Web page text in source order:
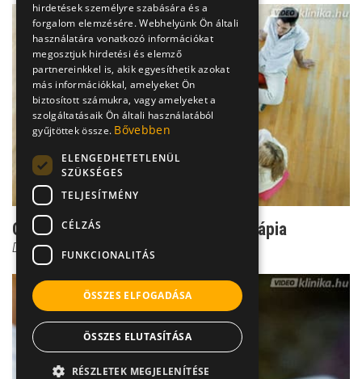
Csoport titok: Ilyen a jó csoportterápia
Dr. Ormay István
hirdetések személyre szabására és a
forgalom elemzésére. Webhelyünk Ön általi
használatára vonatkozó információkat
megosztjuk hirdetési és elemző
partnereinkkel is, akik egyesíthetik azokat
más információkkal, amelyeket Ön
biztosított számukra, vagy amelyeket a
szolgáltatásaik Ön általi használatából
gyűjtöttek össze. Bővebben
ELENGEDHETETLENÜL
SZÜKSÉGES
TELJESÍTMÉNY
CÉLZÁS
FUNKCIONALITÁS
ÖSSZES ELFOGADÁSA
ÖSSZES ELUTASÍTÁSA
RÉSZLETEK MEGJELENÍTÉSE